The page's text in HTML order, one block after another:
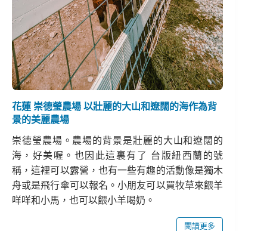
花蓮 崇德瑩農場 以壯麗的大山和遼闊的海作為背
景的美麗農場
崇德瑩農場。農場的背景是壯麗的大山和遼闊的
海，好美喔。也因此這裏有了 台版紐西蘭的號
稱，這裡可以露營，也有一些有趣的活動像是獨木
舟或是飛行傘可以報名。小朋友可以買牧草來餵羊
咩咩和小馬，也可以餵小羊喝奶。
閱讀更多